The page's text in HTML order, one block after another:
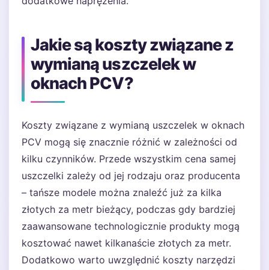
Jakie są koszty związane z
wymianą uszczelek w
oknach PCV?
Koszty związane z wymianą uszczelek w oknach
PCV mogą się znacznie różnić w zależności od
kilku czynników. Przede wszystkim cena samej
uszczelki zależy od jej rodzaju oraz producenta
– tańsze modele można znaleźć już za kilka
złotych za metr bieżący, podczas gdy bardziej
zaawansowane technologicznie produkty mogą
kosztować nawet kilkanaście złotych za metr.
Dodatkowo warto uwzględnić koszty narzędzi